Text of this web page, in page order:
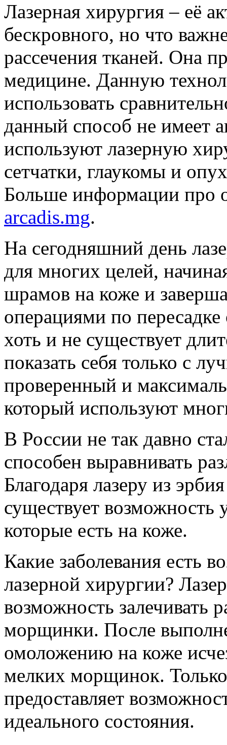
Лазерная хирургия – её
бескровного, но что
рассечения тканей. Она
медицине. Данную
использовать
данный способ не имеет
используют лазерную
сетчатки, глаукомы и
Больше информации про
arcadis.mg.
На сегодняшний день
для многих целей,
шрамов на коже и
операциями по
хоть и не существует
показать себя только с
проверенный и
который используют
В России не так давно
способен выравнивать
Благодаря лазеру из
существует возможность
которые есть на коже.
Какие заболевания есть
лазерной хирургии?
возможность залечивать
морщинки. После
омоложению на коже
мелких морщинок.
предоставляет
идеального состояния.